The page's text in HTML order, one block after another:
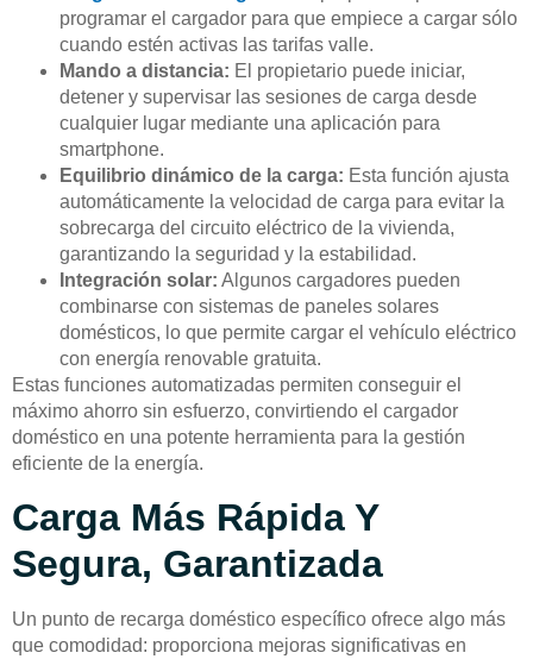
programar el cargador para que empiece a cargar sólo
cuando estén activas las tarifas valle.
Mando a distancia: El propietario puede iniciar,
detener y supervisar las sesiones de carga desde
cualquier lugar mediante una aplicación para
smartphone.
Equilibrio dinámico de la carga: Esta función ajusta
automáticamente la velocidad de carga para evitar la
sobrecarga del circuito eléctrico de la vivienda,
garantizando la seguridad y la estabilidad.
Integración solar: Algunos cargadores pueden
combinarse con sistemas de paneles solares
domésticos, lo que permite cargar el vehículo eléctrico
con energía renovable gratuita.
Estas funciones automatizadas permiten conseguir el
máximo ahorro sin esfuerzo, convirtiendo el cargador
doméstico en una potente herramienta para la gestión
eficiente de la energía.
Carga Más Rápida Y
Segura, Garantizada
Un punto de recarga doméstico específico ofrece algo más
que comodidad: proporciona mejoras significativas en